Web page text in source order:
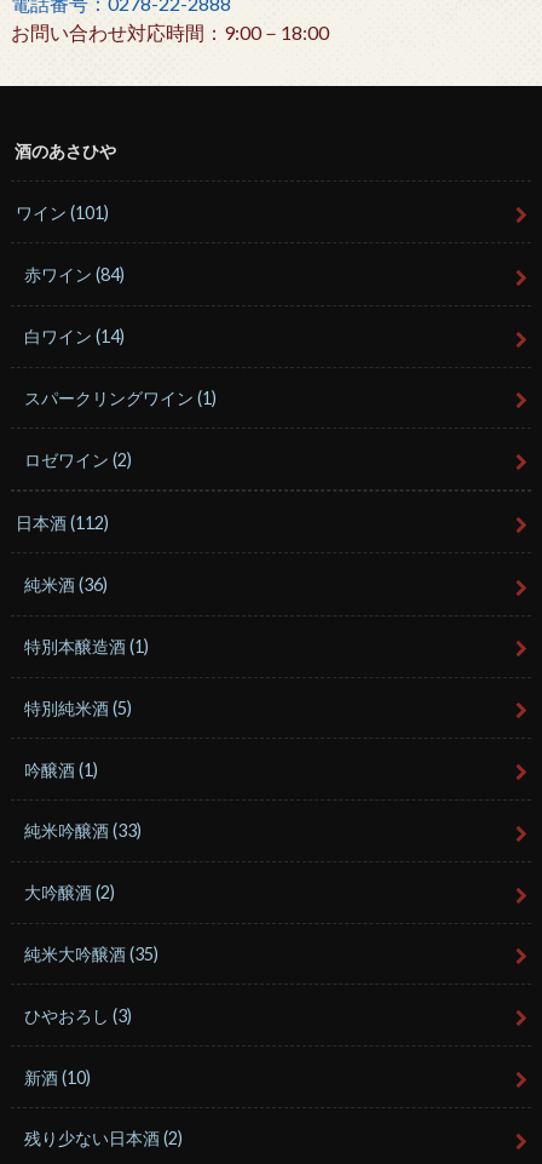
お問い合わせ対応時間：9:00－18:00
酒のあさひや
ワイン(101)
赤ワイン(84)
白ワイン(14)
スパークリングワイン(1)
ロゼワイン(2)
日本酒(112)
純米酒(36)
特別本醸造酒(1)
特別純米酒(5)
吟醸酒(1)
純米吟醸酒(33)
大吟醸酒(2)
純米大吟醸酒(35)
ひやおろし(3)
新酒(10)
残り少ない日本酒(2)